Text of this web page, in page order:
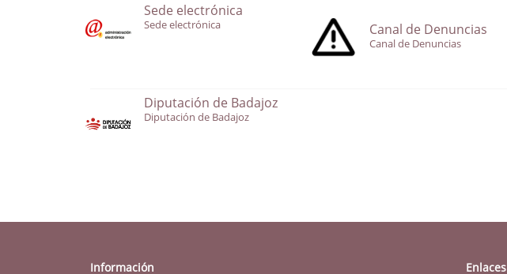
Sede electrónica
Sede electrónica Canal de Denuncias
Canal de Denuncias
Diputación de Badajoz
Diputación de Badajoz
Información Enlaces